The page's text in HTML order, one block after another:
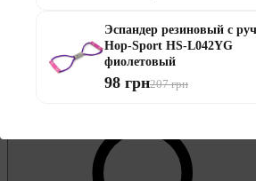
Эспандер резиновый с
Hop-Sport HS-L042YG
фиолетовый
98 грн207 грн